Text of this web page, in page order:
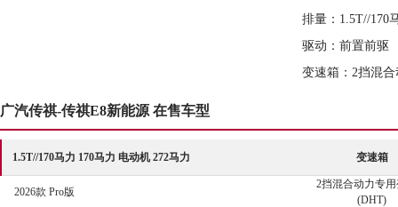
排量：1.5T//170
驱动：前置前驱
变速箱：2挡混
广汽传祺-传祺E8新能源 在售车型
1.5T//170马力 170马力 电动机 272马力 变速箱
2026款 Pro版
2挡混合动力专
(DHT)